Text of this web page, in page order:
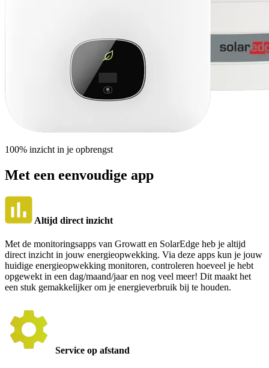
100% inzicht in je opbrengst
Met een eenvoudige app
Altijd direct inzicht
Met de monitoringsapps van Growatt en SolarEdge heb je altijd
direct inzicht in jouw energieopwekking. Via deze apps kun je jouw
huidige energieopwekking monitoren, controleren hoeveel je hebt
opgewekt in een dag/maand/jaar en nog veel meer! Dit maakt het
een stuk gemakkelijker om je energieverbruik bij te houden.
Service op afstand